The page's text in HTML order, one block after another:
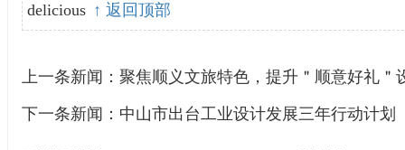
delicious ↑ 返回顶部
上一条新闻： 聚焦顺义文旅特色，提升＂顺意好礼＂
下一条新闻： 中山市出台工业设计发展三年行动计划